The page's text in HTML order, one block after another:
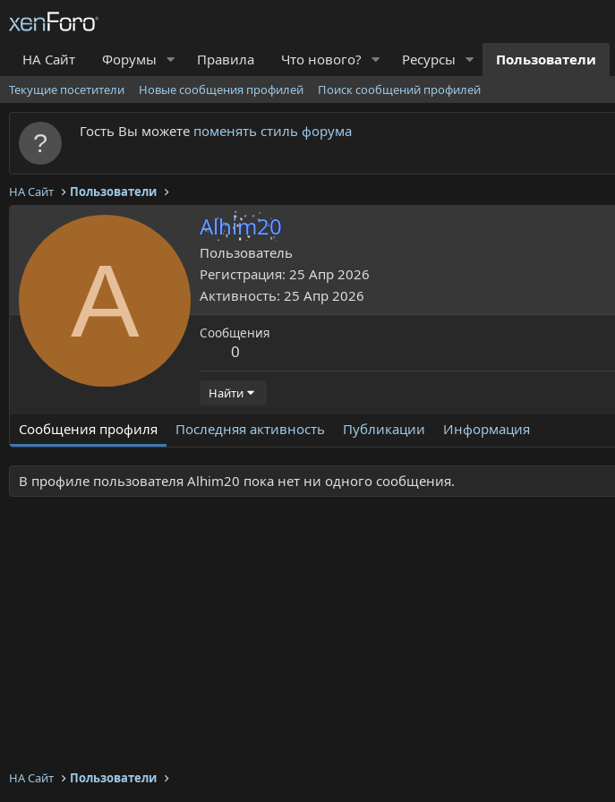
НА Сайт Форумы Правила Что нового? Ресурсы Пользователи
Текущие посетители Новые сообщения профилей Поиск сообщений профилей
Гость Вы можете поменять стиль форума
НА Сайт Пользователи
A
Alhim20
Пользователь
Регистрация 25 Апр 2026
Активность 25 Апр 2026
Сообщения
0
Найти
Сообщения профиля Последняя активность Публикации Информация
В профиле пользователя Alhim20 пока нет ни одного сообщения.
НА Сайт Пользователи